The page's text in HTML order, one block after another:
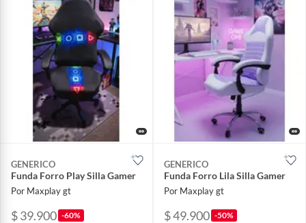
GENERICO
Funda Forro Play Silla Gamer
Por Maxplay gt
$ 39.900 -60%
GENERICO
Funda Forro Lila Silla Gamer
Por Maxplay gt
$ 49.900 -50%